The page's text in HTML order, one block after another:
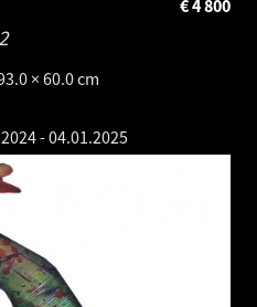
× 60.0 cm
4 800
€
-04.01.2025